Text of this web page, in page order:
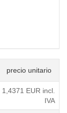
precio unitario
1,4371 EUR incl.
IVA